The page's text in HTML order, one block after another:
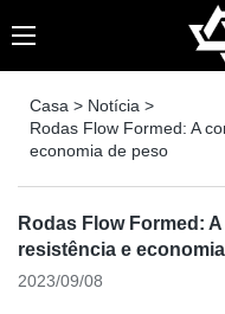
Casa > Notícia >
Rodas Flow Formed: A
economia de peso
Rodas Flow Formed:
resistência e
2023/09/08